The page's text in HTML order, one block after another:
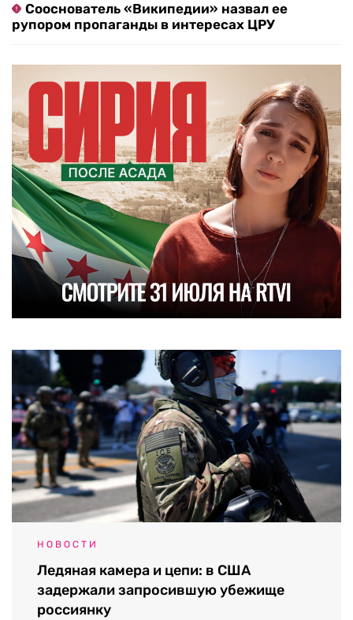
Сооснователь «Википедии» назвал ее
рупором пропаганды в интересах ЦРУ
НОВОСТИ
Ледяная камера и цепи: в США
задержали запросившую убежище
россиянку